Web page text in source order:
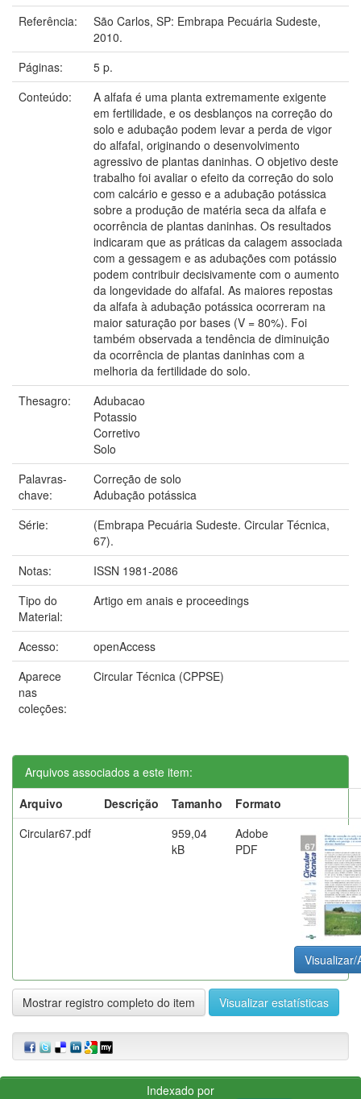
Referência:
São Carlos, SP: Embrapa Pecuária Sudeste,
2010.
Páginas:
5 p.
Conteúdo:
A alfafa é uma planta extremamente exigente
em fertilidade, e os desblanços na correção do
solo e adubação podem levar a perda de vigor
do alfafal, originando o desenvolvimento
agressivo de plantas daninhas. O objetivo deste
trabalho foi avaliar o efeito da correção do solo
com calcário e gesso e a adubação potássica
sobre a produção de matéria seca da alfafa e
ocorrência de plantas daninhas. Os resultados
indicaram que as práticas da calagem associada
com a gessagem e as adubações com potássio
podem contribuir decisivamente com o aumento
da longevidade do alfafal. As maiores repostas
da alfafa à adubação potássica ocorreram na
maior saturação por bases (V = 80%). Foi
também observada a tendência de diminuição
da ocorrência de plantas daninhas com a
melhoria da fertilidade do solo.
Thesagro:
Adubacao
Potassio
Corretivo
Solo
Palavras-
chave:
Correção de solo
Adubação potássica
Série:
(Embrapa Pecuária Sudeste. Circular Técnica,
67).
Notas:
ISSN 1981-2086
Tipo do
Material:
Artigo em anais e proceedings
Acesso:
openAccess
Aparece
nas
coleções:
Circular Técnica (CPPSE)
Arquivos associados a este item:
Arquivo
Descrição Tamanho
Formato
Circular67.pdf
959,04
kB
Adobe
PDF
Visualizar/
Mostrar registro completo do item Visualizar estatísticas
Indexado por